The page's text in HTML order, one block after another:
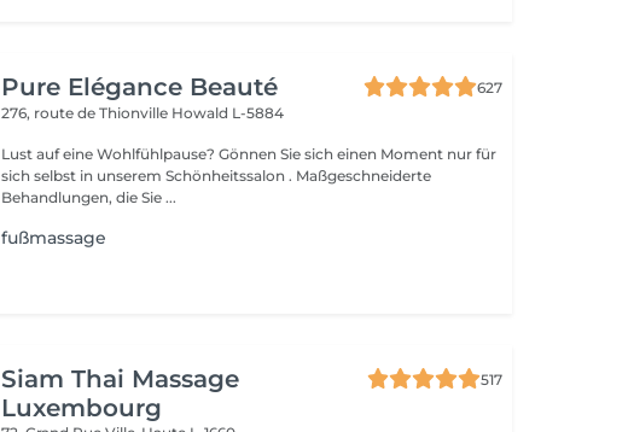
Pure Elégance Beauté
627
276, route de Thionville Howald L-5884
Lust auf eine Wohlfühlpause? Gönnen Sie sich einen Moment nur für
sich selbst in unserem Schönheitssalon . Maßgeschneiderte
Behandlungen, die Sie ...
fußmassage
Siam Thai Massage
Luxembourg
517